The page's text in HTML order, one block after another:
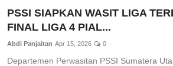
PSSI SIAPKAN WASIT LIGA
FINAL LIGA 4 PIAL...
Abdi Panjaitan Apr 15, 2026 0
Departemen Perwasitan PSSI Sumatera